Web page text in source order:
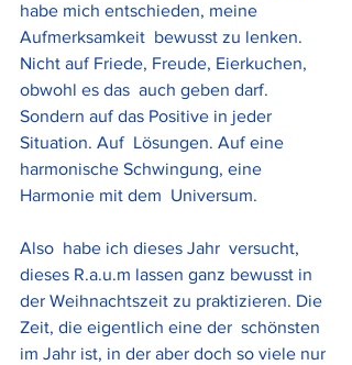
habe mich entschieden, meine
Aufmerksamkeit  bewusst zu lenken.
Nicht auf Friede, Freude, Eierkuchen,
obwohl es das  auch geben darf.
Sondern auf das Positive in jeder
Situation. Auf  Lösungen. Auf eine
harmonische Schwingung, eine
Harmonie mit dem  Universum.
Also  habe ich dieses Jahr  versucht,
dieses R.a.u.m lassen ganz bewusst in
der Weihnachtszeit zu praktizieren. Die
Zeit, die eigentlich eine der  schönsten
im Jahr ist, in der aber doch so viele nur